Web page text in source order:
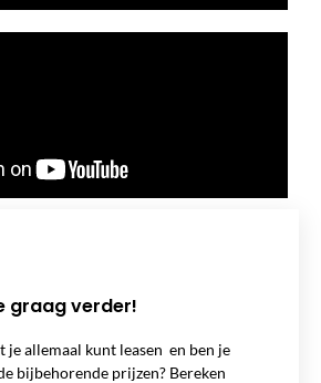
graag verder!
je allemaal kunt leasen en ben je
bijbehorende prijzen? Bereken